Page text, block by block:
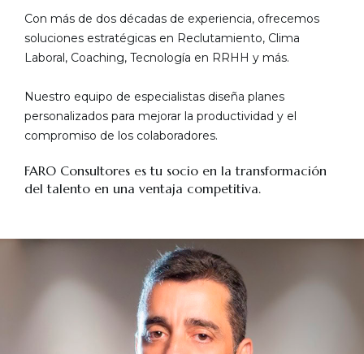
Con más de dos décadas de experiencia, ofrecemos
soluciones estratégicas en Reclutamiento, Clima
Laboral, Coaching, Tecnología en RRHH y más.
Nuestro equipo de especialistas diseña planes
personalizados para mejorar la productividad y el
compromiso de los colaboradores.
FARO Consultores es tu socio en la transformación
del talento en una ventaja competitiva.